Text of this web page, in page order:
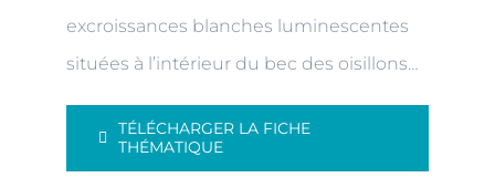
excroissances blanches luminescentes
situées à l’intérieur du bec des oisillons…
TÉLÉCHARGER LA FICHE
THÉMATIQUE